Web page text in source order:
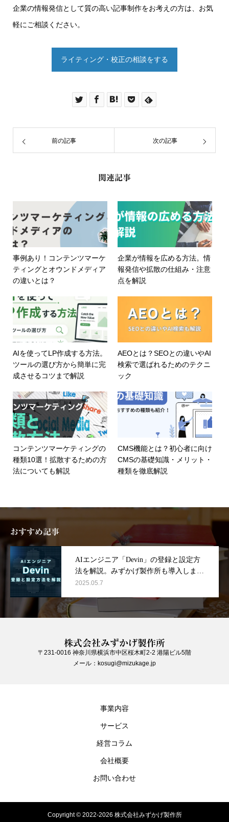
企業の情報発信として質の高い記事制作をお考えの方は、お気
軽にご相談ください。
ライティング・校正の相談をする
前の記事 次の記事
関連記事
事例あり！コンテンツマーケ
ティングとオウンドメディア
の違いとは？
企業が情報を広める方法。情
報発信や拡散の仕組み・注意
点を解説
AIを使ってLP作成する方法。
ツールの選び方から簡単に完
成させるコツまで解説
AEOとは？SEOとの違いやAI
検索で選ばれるためのテクニ
ック
コンテンツマーケティングの
種類10選！拡散するための方
法についても解説
CMS機能とは？初心者に向け
CMSの基礎知識・メリット・
種類を徹底解説
おすすめ記事
AIエンジニア「Devin」の登録と設定方
法を解説。みずかげ製作所も導入しまし
た！
2025.05.7
株式会社みずかげ製作所
〒231-0016 神奈川県横浜市中区桜木町2-2 港陽ビル5階
メール：kosugi@mizukage.jp
事業内容
サービス
経営コラム
会社概要
お問い合わせ
Copyright © 2022-2026 株式会社みずかげ製作所